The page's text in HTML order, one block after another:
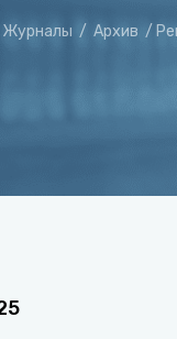
Журналы / Архив /